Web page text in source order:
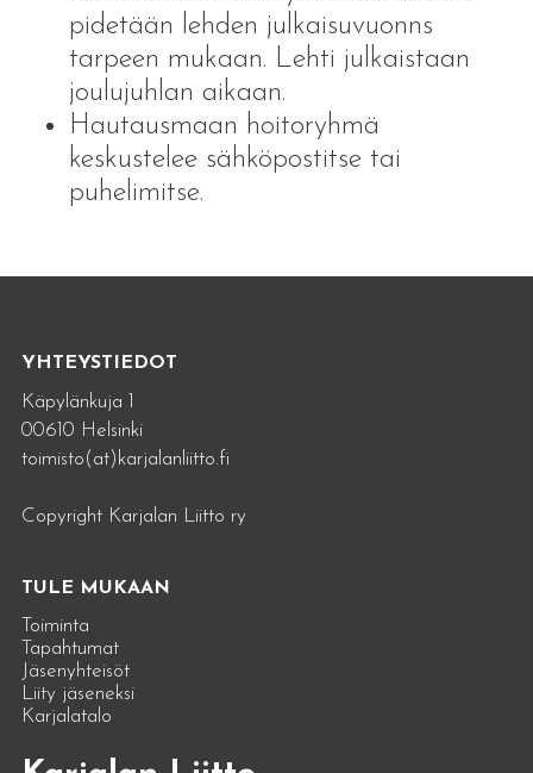
pidetään lehden julkaisuvuonns
tarpeen mukaan. Lehti julkaistaan
joulujuhlan aikaan.
Hautausmaan hoitoryhmä
keskustelee sähköpostitse tai
puhelimitse.
YHTEYSTIEDOT
Käpylänkuja 1
00610 Helsinki
toimisto(at)karjalanliitto.fi
Copyright Karjalan Liitto ry
TULE MUKAAN
Toiminta
Tapahtumat
Jäsenyhteisöt
Liity jäseneksi
Karjalatalo